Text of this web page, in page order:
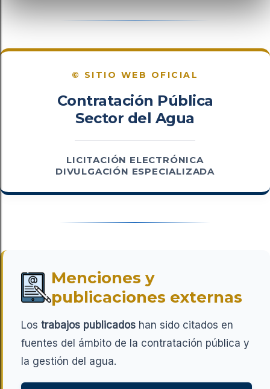
© SITIO WEB OFICIAL
Contratación Pública
Sector del Agua
LICITACIÓN ELECTRÓNICA
DIVULGACIÓN ESPECIALIZADA
Menciones y
publicaciones externas
Los trabajos publicados han sido citados en
fuentes del ámbito de la contratación pública y
la gestión del agua.